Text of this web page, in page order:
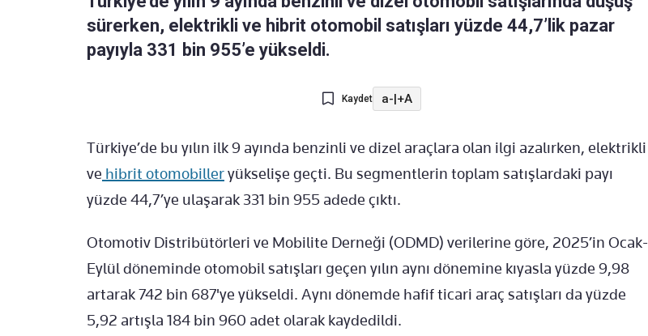
sürerken, elektrikli ve hibrit otomobil satışları yüzde 44,7’lik pazar
payıyla 331 bin 955’e yükseldi.
Kaydet a-|+A
Türkiye’de bu yılın ilk 9 ayında benzinli ve dizel araçlara olan ilgi azalırken, elektrikli
ve hibrit otomobilleryükselişe geçti. Bu segmentlerin toplam satışlardaki payı
yüzde 44,7’ye ulaşarak 331 bin 955 adede çıktı.
Otomotiv Distribütörleri ve Mobilite Derneği (ODMD) verilerine göre, 2025’in Ocak-
Eylül döneminde otomobil satışları geçen yılın aynı dönemine kıyasla yüzde 9,98
artarak 742 bin 687'ye yükseldi. Aynı dönemde hafif ticari araç satışları da yüzde
5,92 artışla 184 bin 960 adet olarak kaydedildi.